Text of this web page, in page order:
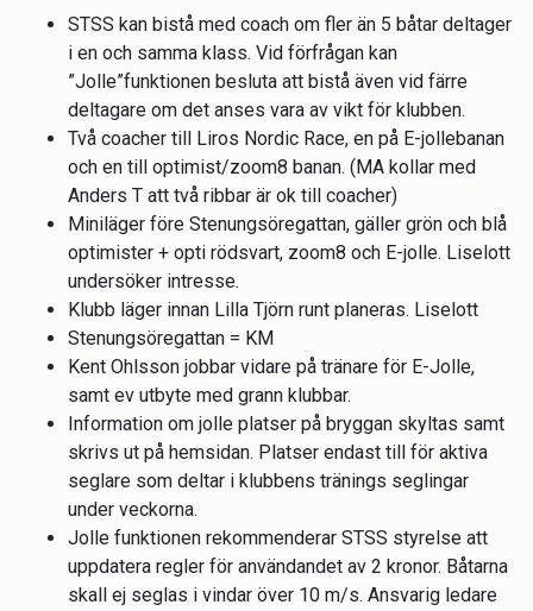
STSS kan bistå med coach om fler än 5 båtar deltager
i en och samma klass. Vid förfrågan kan
”Jolle”funktionen besluta att bistå även vid färre
deltagare om det anses vara av vikt för klubben.
Två coacher till Liros Nordic Race, en på E-jollebanan
och en till optimist/zoom8 banan. (MA kollar med
Anders T att två ribbar är ok till coacher)
Miniläger före Stenungsöregattan, gäller grön och blå
optimister + opti rödsvart, zoom8 och E-jolle. Liselott
undersöker intresse.
Klubb läger innan Lilla Tjörn runt planeras. Liselott
Stenungsöregattan = KM
Kent Ohlsson jobbar vidare på tränare för E-Jolle,
samt ev utbyte med grann klubbar.
Information om jolle platser på bryggan skyltas samt
skrivs ut på hemsidan. Platser endast till för aktiva
seglare som deltar i klubbens tränings seglingar
under veckorna.
Jolle funktionen rekommenderar STSS styrelse att
uppdatera regler för användandet av 2 kronor. Båtarna
skall ej seglas i vindar över 10 m/s. Ansvarig ledare